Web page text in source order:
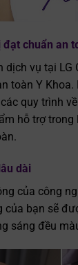
chuẩn an
dịch vụ tại
toàn Y Khoa.
quy trình
hỗ trợ
dài
của công
của bạn sẽ
sáng đều